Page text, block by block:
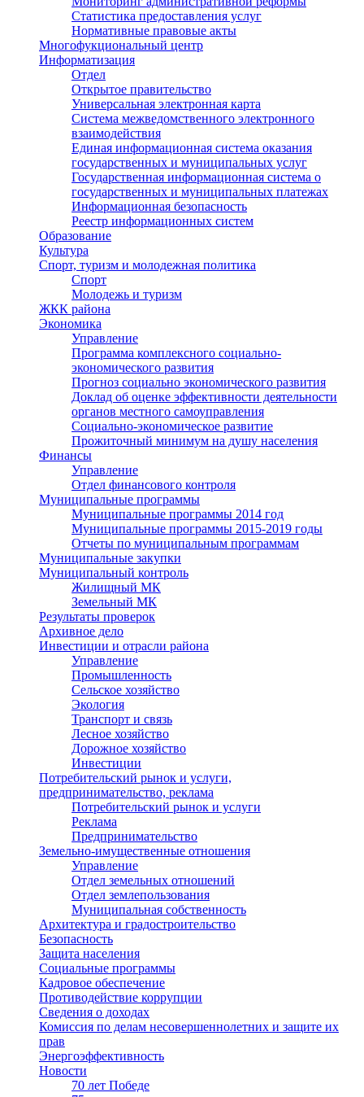
Статистика предоставления услуг
Нормативные правовые акты
Многофукциональный центр
Информатизация
Отдел
Открытое правительство
Универсальная электронная карта
Система межведомственного электронного
взаимодействия
Единая информационная система оказания
государственных и муниципальных услуг
Государственная информационная система о
государственных и муниципальных платежах
Информационная безопасность
Реестр информационных систем
Образование
Культура
Спорт, туризм и молодежная политика
Спорт
Молодежь и туризм
ЖКК района
Экономика
Управление
Программа комплексного социально-
экономического развития
Прогноз социально экономического развития
Доклад об оценке эффективности деятельности
органов местного самоуправления
Социально-экономическое развитие
Прожиточный минимум на душу населения
Финансы
Управление
Отдел финансового контроля
Муниципальные программы
Муниципальные программы 2014 год
Муниципальные программы 2015-2019 годы
Отчеты по муниципальным программам
Муниципальные закупки
Муниципальный контроль
Жилищный МК
Земельный МК
Результаты проверок
Архивное дело
Инвестиции и отрасли района
Управление
Промышленность
Сельское хозяйство
Экология
Транспорт и связь
Лесное хозяйство
Дорожное хозяйство
Инвестиции
Потребительский рынок и услуги,
предпринимательство, реклама
Потребительский рынок и услуги
Реклама
Предпринимательство
Земельно-имущественные отношения
Управление
Отдел земельных отношений
Отдел землепользования
Муниципальная собственность
Архитектура и градостроительство
Безопасность
Защита населения
Социальные программы
Кадровое обеспечение
Противодействие коррупции
Сведения о доходах
Комиссия по делам несовершеннолетних и защите их
прав
Энергоэффективность
Новости
70 лет Победе